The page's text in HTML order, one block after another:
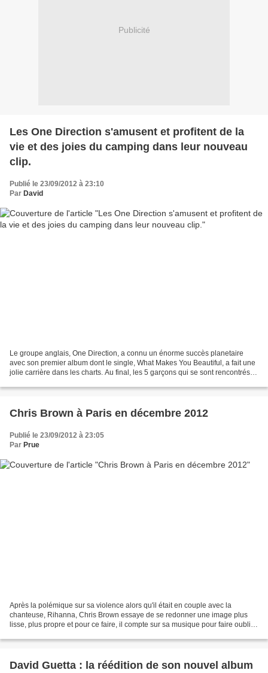
Publicité
Les One Direction s'amusent et profitent de la
vie et des joies du camping dans leur nouveau
clip.
Publié le 23/09/2012 à 23:10
Par David
Le groupe anglais, One Direction, a connu un énorme succès planetaire
avec son premier album dont le single, What Makes You Beautiful, a fait une
jolie carrière dans les charts. Au final, les 5 garçons qui se sont rencontrés
Chris Brown à Paris en décembre 2012
Publié le 23/09/2012 à 23:05
Par Prue
Après la polémique sur sa violence alors qu'il était en couple avec la
chanteuse, Rihanna, Chris Brown essaye de se redonner une image plus
lisse, plus propre et pour ce faire, il compte sur sa musique pour faire oublier
David Guetta : la réédition de son nouvel album